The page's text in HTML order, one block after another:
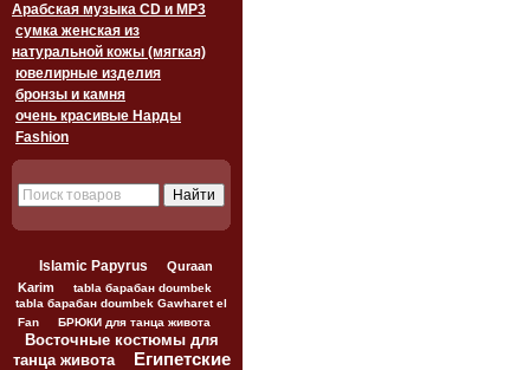
Арабская музыка CD и MP3
сумка женская из
натуральной кожы (мягкая)
ювелирные изделия
бронзы и камня
очень красивые Нарды
Fashion
Islamic Papyrus
Quraan
Karim
tabla барабан doumbek
tabla барабан doumbek Gawharet el
Fan
БРЮКИ для танца живота
Восточные костюмы для
танца живота
Египетские